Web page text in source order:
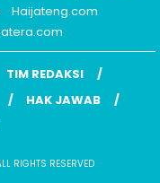
Haijateng.com
TIM REDAKSI
HAK JAWAB
RIGHTS RESERVED